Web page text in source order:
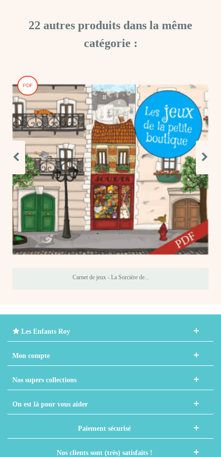
22 autres produits dans la même
catégorie :
PDF
Carnet de jeux - La Sorcière de...
Les Enfants Roy
Mon compte
Nos supers collections
On est là pour vous aider
Paiement sécurisé
Nos clients sont (très) satisfaits !